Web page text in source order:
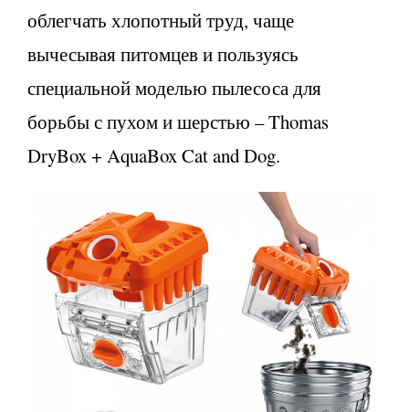
облегчать хлопотный труд, чаще
вычесывая питомцев и пользуясь
специальной моделью пылесоса для
борьбы с пухом и шерстью – Thomas
DryBox + AquaBox Cat and Dog.